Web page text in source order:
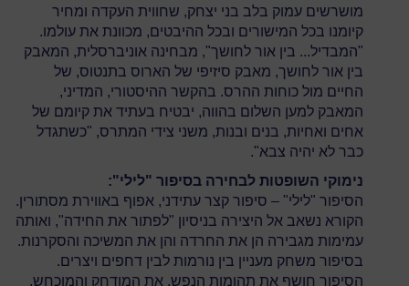
מושרשים עמוק בלב בני יצחק, שחווית העקדה ומחיר
קיומנו בכל המישורים ובכל ההיבטים, מכוונת את עולמו.
"המבדיל... בין אור לחושך", מבחינה אוניברסלית, המאבק
בין אור לחושך, מאבק סיזיפי של הארוס בתנטוס, של
החיים מול כוחות ההרס. בהקשר ההיסטורי, המדיני,
המאבק למען השלום בהווה, יבטיח בעתיד את קיומם של
אחים ואחיות, בנים ובנות, משני צידי המתרס, "כשתגדל
כבר לא יהיה צבא".
נימוקי השופטות לבחירה בסיפור "לילי":
הסיפור "לילי" – סיפור קצר עתידני, אפוף באווירת מסתורין.
הקורא נשאב אל היצירה בניסיון "לפתור את החידה", ואותה
עמימות מגבירה הן את החרדה והן את המשיכה והסקרנות.
בסיפור משחק מעניין בין נורמות לבין דחפים ויצרים.
הסיפור חושף את תהומות הנפש, את המודחק והמוכחש.